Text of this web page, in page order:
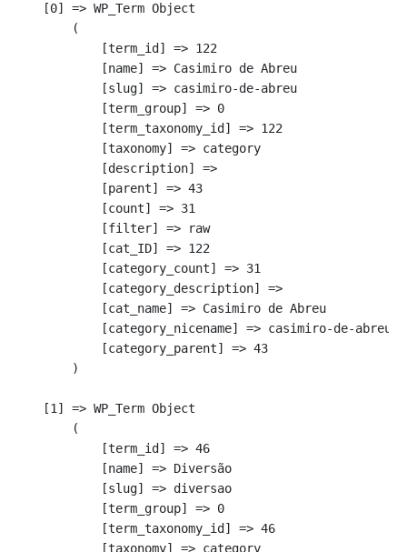
    [0] => WP_Term Object
        (
            [term_id] => 122
            [name] => Casimiro de Abreu
            [slug] => casimiro-de-abreu
            [term_group] => 0
            [term_taxonomy_id] => 122
            [taxonomy] => category
            [description] =>
            [parent] => 43
            [count] => 31
            [filter] => raw
            [cat_ID] => 122
            [category_count] => 31
            [category_description] =>
            [cat_name] => Casimiro de Abreu
            [category_nicename] => casimiro-de-abreu
            [category_parent] => 43
        )
    [1] => WP_Term Object
        (
            [term_id] => 46
            [name] => Diversão
            [slug] => diversao
            [term_group] => 0
            [term_taxonomy_id] => 46
            [taxonomy] => category